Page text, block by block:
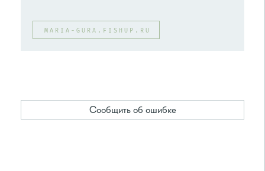
MARIA-GURA.FISHUP.RU
Сообщить об ошибке